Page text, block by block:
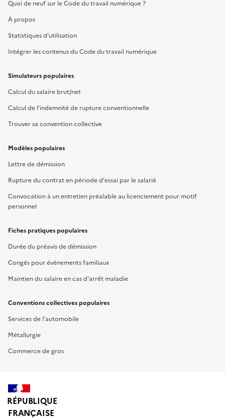
Quoi de neuf sur le Code du travail numérique ?
À propos
Statistiques d'utilisation
Intégrer les contenus du Code du travail numérique
Simulateurs populaires
Calcul du salaire brut/net
Calcul de l'indemnité de rupture conventionnelle
Trouver sa convention collective
Modèles populaires
Lettre de démission
Rupture du contrat en période d'essai par le salarié
Convocation à un entretien préalable au licenciement pour motif
personnel
Fiches pratiques populaires
Durée du préavis de démission
Congés pour événements familiaux
Maintien du salaire en cas d'arrêt maladie
Conventions collectives populaires
Services de l'automobile
Métallurgie
Commerce de gros
RÉPUBLIQUE
FRANÇAISE